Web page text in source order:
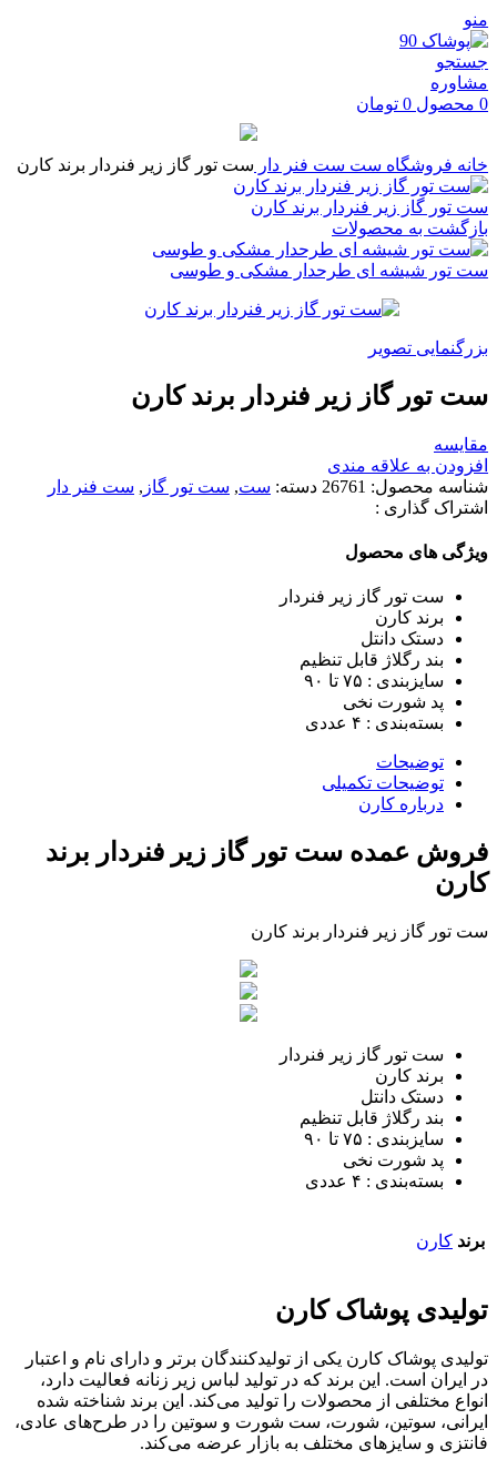
منو
جستجو
مشاوره
0 محصول 0 تومان
خانه فروشگاه ست ست فنر دار ست تور گاز زیر فنردار برند کارن
ست تور گاز زیر فنردار برند کارن
بازگشت به محصولات
ست تور شیشه ای طرحدار مشکی و طوسی
بزرگنمایی تصویر
ست تور گاز زیر فنردار برند کارن
مقایسه
افزودن به علاقه مندی
شناسه محصول: 26761 دسته: ست, ست تور گاز , ست فنر دار
اشتراک گذاری :
ویژگی های محصول
ست تور گاز زیر فنردار
برند کارن
دستک دانتل
بند رگلاژ قابل تنظیم
سایزبندی : ٧۵ تا ٩٠
پد شورت نخی
بسته‌بندی : ۴ عددی
توضیحات
توضیحات تکمیلی
درباره کارن
فروش عمده ست تور گاز زیر فنردار برند
کارن
ست تور گاز زیر فنردار برند کارن
ست تور گاز زیر فنردار
برند کارن
دستک دانتل
بند رگلاژ قابل تنظیم
سایزبندی : ٧۵ تا ٩٠
پد شورت نخی
بسته‌بندی : ۴ عددی
برند کارن
تولیدی پوشاک کارن
تولیدی پوشاک کارن یکی از تولیدکنندگان برتر و دارای نام و اعتبار
در ایران است. این برند که در تولید لباس زیر زنانه فعالیت دارد،
انواع مختلفی از محصولات را تولید می‌کند. این برند شناخته شده
ایرانی، سوتین، شورت، ست شورت و سوتین را در طرح‌های عادی،
فانتزی و سایزهای مختلف به بازار عرضه می‌کند.